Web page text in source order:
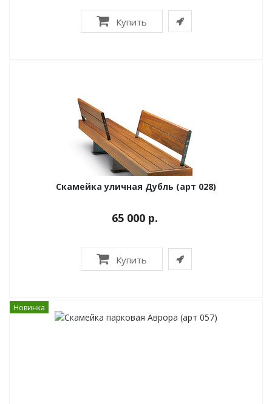
Купить
Скамейка уличная Дубль (арт 028)
65 000 р.
Купить
Новинка